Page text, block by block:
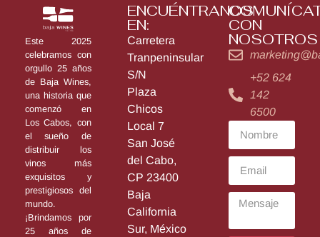
Este 2025
celebramos con
orgullo 25 años
de Baja Wines,
una historia que
comenzó en
Los Cabos, con
el sueño de
distribuir los
vinos más
exquisitos y
prestigiosos del
mundo.
¡Brindamos por
25 años de
ENCUÉNTRANOS
EN:
Carretera
Tranpeninsular
S/N
Plaza
Chicos
Local 7
San José
del Cabo,
CP 23400
Baja
California
Sur, México
CON
NOSOTROS
+52 624
142
6500